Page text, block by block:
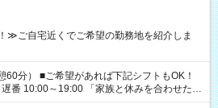
≫ご自宅近くでご希望の勤務地を紹介しま
記シフトもOK！
「家族と休みを合わせた
夕飯の準備がしたい」 「できれば残業はし